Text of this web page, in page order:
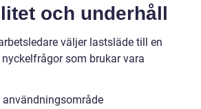
och underhåll
väljer lastsläde till en
som brukar vara